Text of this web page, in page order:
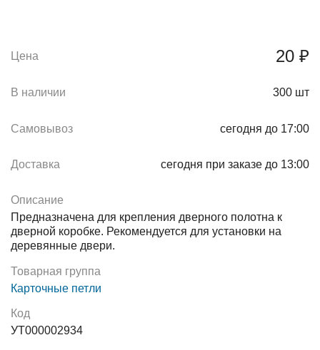
Цена 20 ₽
В наличии 300 шт
Самовывоз сегодня до 17:00
Доставка сегодня при заказе до 13:00
Описание
Предназначена для крепления дверного полотна к
дверной коробке. Рекомендуется для установки на
деревянные двери.
Товарная группа
Карточные петли
Код
УТ000002934